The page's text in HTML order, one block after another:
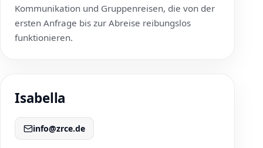
Kommunikation und Gruppenreisen, die von der
ersten Anfrage bis zur Abreise reibungslos
funktionieren.
Isabella
info@zrce.de